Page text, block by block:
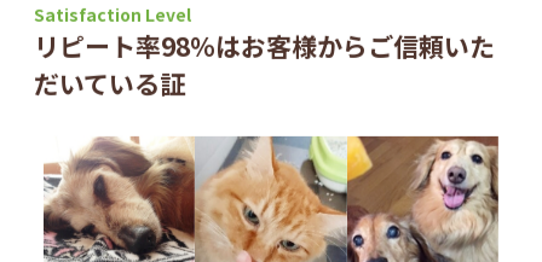
Satisfaction Level
リピート率98％はお客様からご信頼いた
だいている証